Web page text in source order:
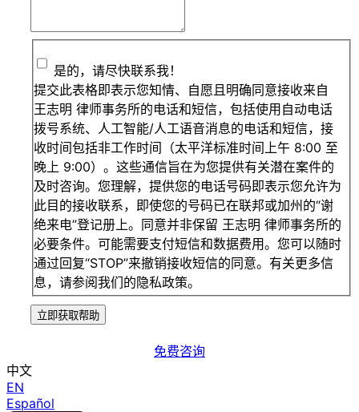
是的，请尽快联系我！
提交此表格即表示您知情、自愿且明确同意接收来自
王志明 律师事务所的电话和短信，包括使用自动电话
拨号系统、人工智能/人工语音消息的电话和短信，接
收时间包括非工作时间（太平洋标准时间上午 8:00 至
晚上 9:00）。这些通信旨在为您提供有关潜在案件的
及时咨询。您理解，提供您的电话号码即表示您允许为
此目的接收联系，即使您的号码已在联邦或加州的“谢
绝来电”登记册上。同意并非保留 王志明 律师事务所的
必要条件。可能需要支付短信和数据费用。您可以随时
通过回复“STOP”来撤销接收短信的同意。有关更多信
息，请参阅我们的隐私政策。
立即获取帮助
免费咨询
中文
EN
Español